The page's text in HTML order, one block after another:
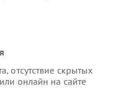
отсутствие скрытых
онлайн на сайте